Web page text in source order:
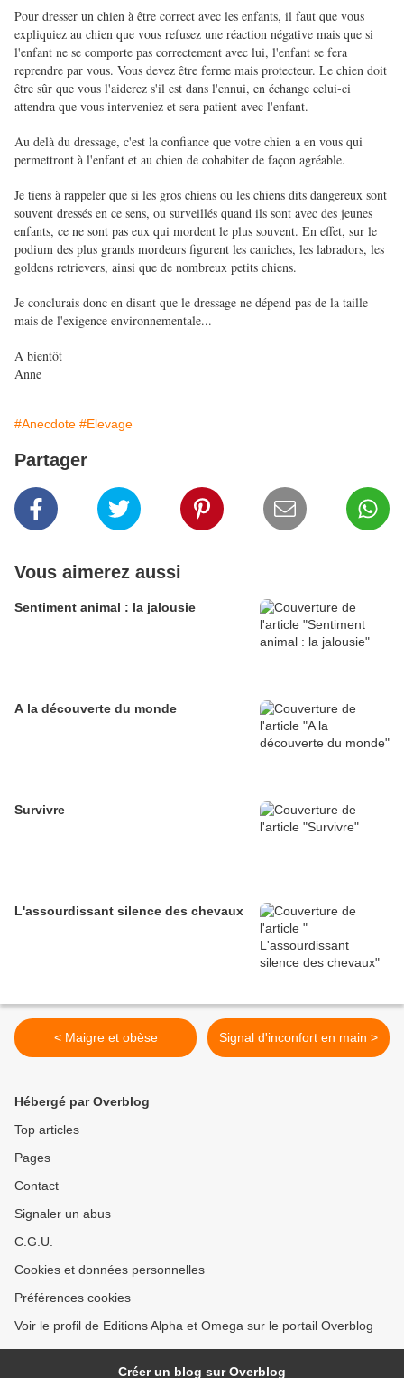
Pour dresser un chien à être correct avec les enfants, il faut que vous
expliquiez au chien que vous refusez une réaction négative mais que si
l'enfant ne se comporte pas correctement avec lui, l'enfant se fera
reprendre par vous. Vous devez être ferme mais protecteur. Le chien doit
être sûr que vous l'aiderez s'il est dans l'ennui, en échange celui-ci
attendra que vous interveniez et sera patient avec l'enfant.
Au delà du dressage, c'est la confiance que votre chien a en vous qui
permettront à l'enfant et au chien de cohabiter de façon agréable.
Je tiens à rappeler que si les gros chiens ou les chiens dits dangereux sont
souvent dressés en ce sens, ou surveillés quand ils sont avec des jeunes
enfants, ce ne sont pas eux qui mordent le plus souvent. En effet, sur le
podium des plus grands mordeurs figurent les caniches, les labradors, les
goldens retrievers, ainsi que de nombreux petits chiens.
Je conclurais donc en disant que le dressage ne dépend pas de la taille
mais de l'exigence environnementale...
A bientôt
Anne
#Anecdote #Elevage
Partager
Vous aimerez aussi
Sentiment animal : la jalousie
A la découverte du monde
Survivre
L'assourdissant silence des chevaux
< Maigre et obèse Signal d'inconfort en main >
Hébergé par Overblog
Top articles
Pages
Contact
Signaler un abus
C.G.U.
Cookies et données personnelles
Préférences cookies
Voir le profil de Editions Alpha et Omega sur le portail Overblog
Créer un blog sur Overblog